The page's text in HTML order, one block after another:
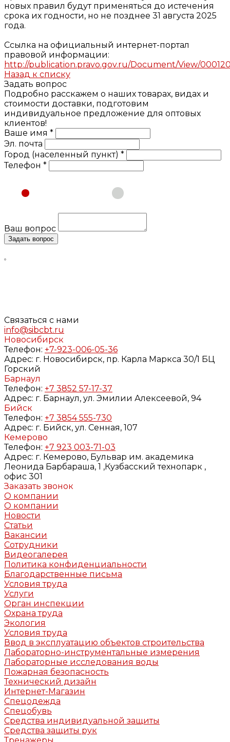
новых правил будут применяться до истечения
срока их годности, но не позднее 31 августа 2025
года.
Ссылка на официальный интернет-портал
правовой информации:
http://publication.pravo.gov.ru/Document/View/
Назад к списку
Задать вопрос
Подробно расскажем о наших товарах, видах и
стоимости доставки, подготовим
индивидуальное предложение для оптовых
клиентов!
Ваше имя *
Эл. почта
Город (населенный пункт) *
Телефон *
Юридическое лицо
Ваш вопрос
Задать вопрос
Связаться с нами
info@sibcbt.ru
Новосибирск
Телефон: +7-923-006-05-36
Адрес: г. Новосибирск, пр. Карла Маркса 30/1 БЦ
Горский
Барнаул
Телефон: +7 3852 57-17-37
Адрес: г. Барнаул, ул. Эмилии Алексеевой, 94
Бийск
Телефон: +7 3854 555-730
Адрес: г. Бийск, ул. Сенная, 107
Кемерово
Телефон: +7 923 003-71-03
Адрес: г. Кемерово, Бульвар им. академика
Леонида Барбараша, 1 ,Кузбасский технопарк ,
офис 301
Заказать звонок
О компании
О компании
Новости
Статьи
Вакансии
Сотрудники
Видеогалерея
Политика конфиденциальности
Благодарственные письма
Условия труда
Услуги
Орган инспекции
Охрана труда
Экология
Условия труда
Ввод в эксплуатацию объектов строительства
Лабораторно-инструментальные измерения
Лабораторные исследования воды
Пожарная безопасность
Технический дизайн
Интернет-Магазин
Спецодежда
Спецобувь
Средства индивидуальной защиты
Средства защиты рук